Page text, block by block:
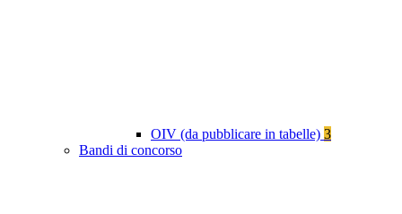
OIV (da pubblicare in tabelle) 3
Bandi di concorso